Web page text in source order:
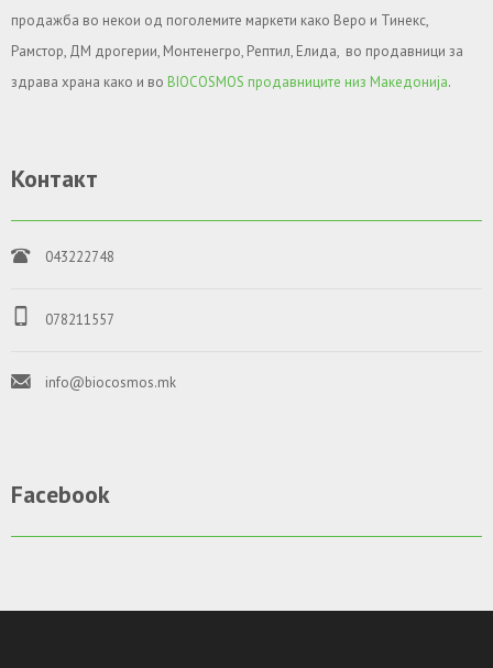
продажба во некои од поголемите маркети како Веро и Тинекс,
Рамстор, ДМ дрогерии, Монтенегро, Рептил, Елида, во продавници за
здрава храна како и во BIOCOSMOS продавниците низ Македонија.
Контакт
043222748
078211557
info@biocosmos.mk
Facebook